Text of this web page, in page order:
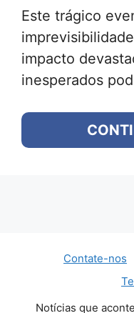
Este trágico
impacto
inesperados
Contate-nos
Notícias que